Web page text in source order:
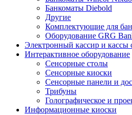
Банкоматы Diebold
Другие
Комплектующие для
Оборудование GRG
Электронный кассир и кассы
Интерактивное оборудование
Сенсорные столы
Сенсорные киоски
Сенсорные панели и
Трибуны
Голографическое и
Информационные киоски